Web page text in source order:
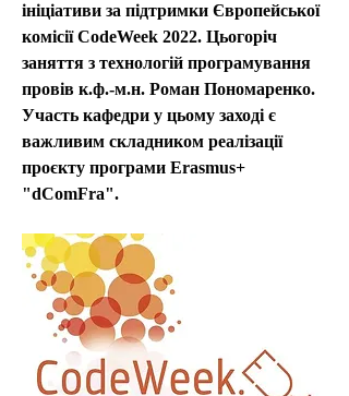
ініціативи за підтримки Європейської
комісії CodeWeek 2022. Цьогоріч
заняття з технологій програмування
провів к.ф.-м.н. Роман Пономаренко.
Участь кафедри у цьому заході є
важливим складником реалізації
проєкту програми Erasmus+
"dComFra".